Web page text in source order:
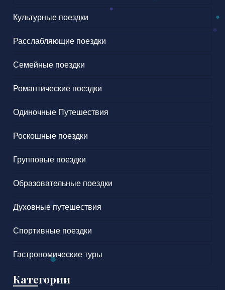
Культурные поездки
Расслабляющие поездки
Семейные поездки
Романтические поездки
Одиночные Путешествия
Роскошные поездки
Групповые поездки
Образовательные поездки
Духовные путешествия
Спортивные поездки
Гастрономические туры
Категории